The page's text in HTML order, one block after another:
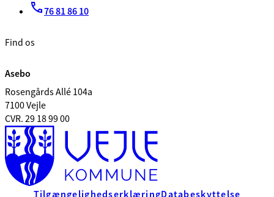
76 81 86 10
Find os
Asebo
Rosengårds Allé 104a
7100 Vejle
CVR. 29 18 99 00